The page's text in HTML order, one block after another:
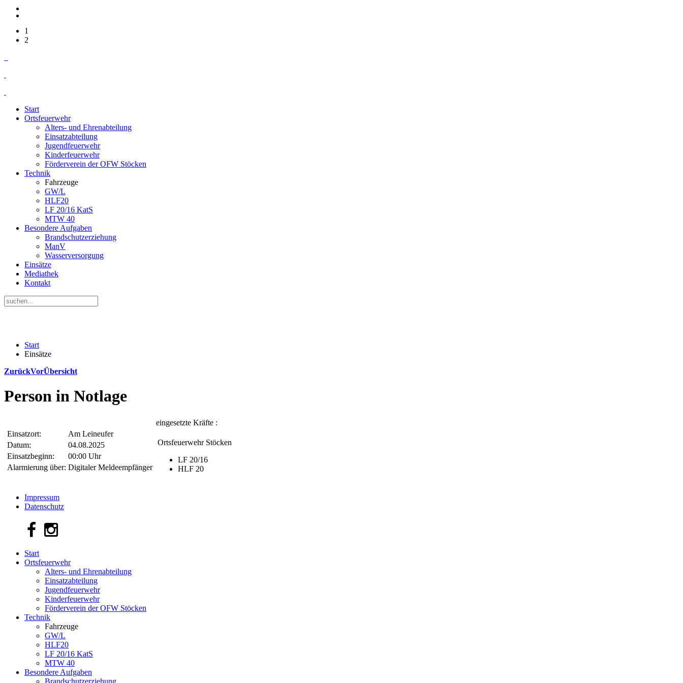
1
2
Start
Ortsfeuerwehr
Alters- und Ehrenabteilung
Einsatzabteilung
Jugendfeuerwehr
Kinderfeuerwehr
Förderverein der OFW Stöcken
Technik
Fahrzeuge
GW/L
HLF20
LF 20/16 KatS
MTW 40
Besondere Aufgaben
Brandschutzerziehung
ManV
Wasserversorgung
Einsätze
Mediathek
Kontakt
Start
Einsätze
ZurückVorÜbersicht
Person in Notlage
Einsatzort:
Am Leineufer
Datum:
04.08.2025
Einsatzbeginn:
00:00 Uhr
Alarmierung über: Digitaler Meldeempfänger
eingesetzte Kräfte :
Ortsfeuerwehr Stöcken
LF 20/16
HLF 20
Impressum
Datenschutz
Start
Ortsfeuerwehr
Alters- und Ehrenabteilung
Einsatzabteilung
Jugendfeuerwehr
Kinderfeuerwehr
Förderverein der OFW Stöcken
Technik
Fahrzeuge
GW/L
HLF20
LF 20/16 KatS
MTW 40
Besondere Aufgaben
Brandschutzerziehung